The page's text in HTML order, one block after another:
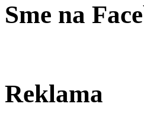
Sme na
Reklama